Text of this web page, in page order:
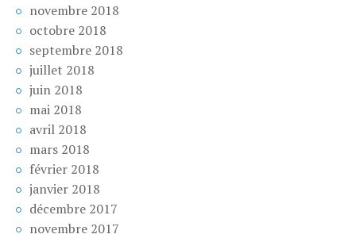
novembre 2018
octobre 2018
septembre 2018
juillet 2018
juin 2018
mai 2018
avril 2018
mars 2018
février 2018
janvier 2018
décembre 2017
novembre 2017